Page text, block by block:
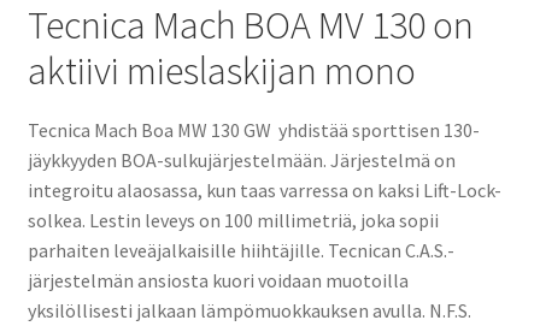
Tecnica Mach BOA MV 130 on
aktiivi mieslaskijan mono
Tecnica Mach Boa MW 130 GW yhdistää sporttisen 130-
jäykkyyden BOA-sulkujärjestelmään. Järjestelmä on
integroitu alaosassa, kun taas varressa on kaksi Lift-Lock-
solkea. Lestin leveys on 100 millimetriä, joka sopii
parhaiten leveäjalkaisille hiihtäjille. Tecnican C.A.S.-
järjestelmän ansiosta kuori voidaan muotoilla
yksilöllisesti jalkaan lämpömuokkauksen avulla. N.F.S.